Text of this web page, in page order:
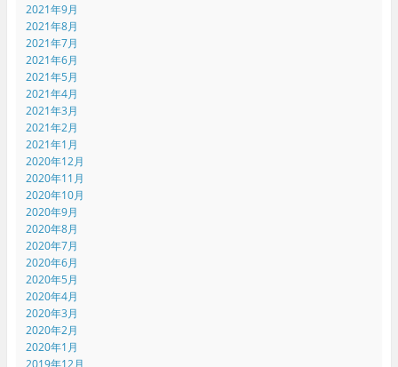
2021年9月
2021年8月
2021年7月
2021年6月
2021年5月
2021年4月
2021年3月
2021年2月
2021年1月
2020年12月
2020年11月
2020年10月
2020年9月
2020年8月
2020年7月
2020年6月
2020年5月
2020年4月
2020年3月
2020年2月
2020年1月
2019年12月